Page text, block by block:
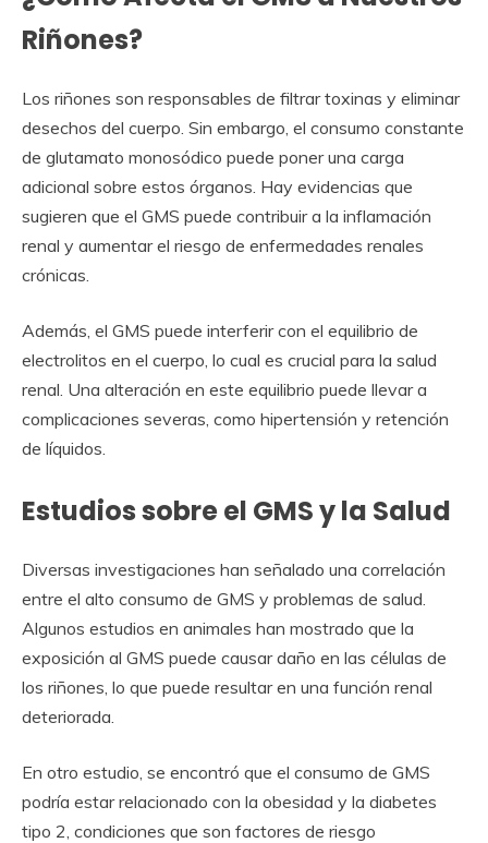
Riñones?
Los riñones son responsables de filtrar toxinas y eliminar
desechos del cuerpo. Sin embargo, el consumo constante
de glutamato monosódico puede poner una carga
adicional sobre estos órganos. Hay evidencias que
sugieren que el GMS puede contribuir a la inflamación
renal y aumentar el riesgo de enfermedades renales
crónicas.
Además, el GMS puede interferir con el equilibrio de
electrolitos en el cuerpo, lo cual es crucial para la salud
renal. Una alteración en este equilibrio puede llevar a
complicaciones severas, como hipertensión y retención
de líquidos.
Estudios sobre el GMS y la Salud
Diversas investigaciones han señalado una correlación
entre el alto consumo de GMS y problemas de salud.
Algunos estudios en animales han mostrado que la
exposición al GMS puede causar daño en las células de
los riñones, lo que puede resultar en una función renal
deteriorada.
En otro estudio, se encontró que el consumo de GMS
podría estar relacionado con la obesidad y la diabetes
tipo 2, condiciones que son factores de riesgo